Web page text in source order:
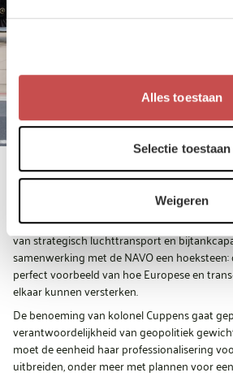
Alles toestaan
Selectie toestaan
Weigeren
Strategische autonomie in uitvoering
De groei van de MRTT‑capaciteit past
om minder afhankelijk te worden van
van strategisch luchttransport en
samenwerking met de NAVO een hoeksteen:
perfect voorbeeld van hoe Europese en
elkaar kunnen versterken.
De benoeming van kolonel Cuppens gaat
verantwoordelijkheid van geopolitiek
moet de eenheid haar professionalisering
uitbreiden, onder meer met plannen voor